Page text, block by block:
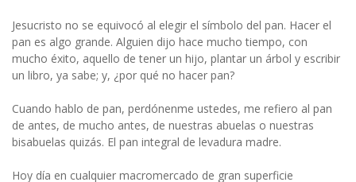
Jesucristo no se equivocó al elegir el símbolo del pan. Hacer el
pan es algo grande. Alguien dijo hace mucho tiempo, con
mucho éxito, aquello de tener un hijo, plantar un árbol y escribir
un libro, ya sabe; y, ¿por qué no hacer pan?
Cuando hablo de pan, perdónenme ustedes, me refiero al pan
de antes, de mucho antes, de nuestras abuelas o nuestras
bisabuelas quizás. El pan integral de levadura madre.
Hoy día en cualquier macromercado de gran superficie